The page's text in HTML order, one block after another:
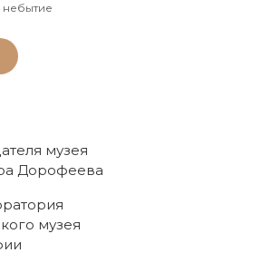
небытие
музея
Дорофеева
музея